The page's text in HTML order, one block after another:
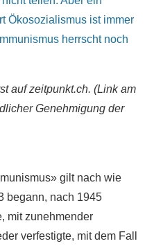
Ökosozialismus ist immer
herrscht noch
auf zeitpunkt.ch. (Link am
Genehmigung der
gilt nach wie
begann, nach 1945
mit zunehmender
verfestigte, mit dem Fall